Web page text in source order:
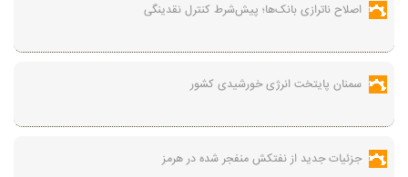
اصلاح ناترازی بانک‌ها؛ پیش‌شرط کنترل نقدینگی
سمنان پایتخت انرژی خورشیدی کشور
جزئیات جدید از نفتکش منفجر شده در هرمز